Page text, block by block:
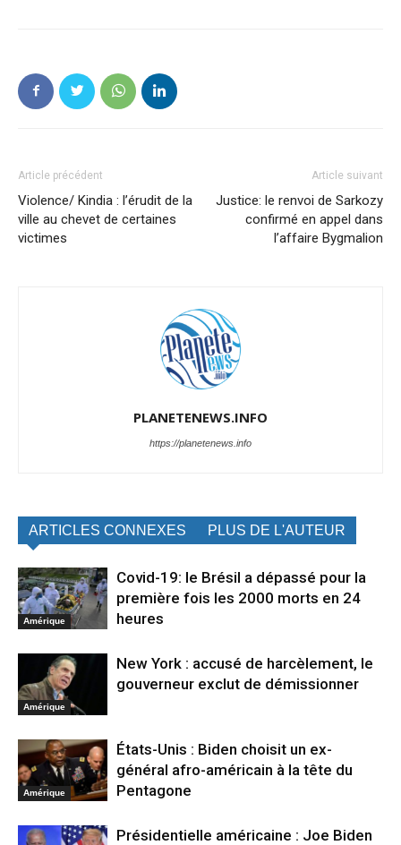
Article précédent
Violence/ Kindia : l’érudit de la
ville au chevet de certaines
victimes
Article suivant
Justice: le renvoi de Sarkozy
confirmé en appel dans
l’affaire Bygmalion
PLANETENEWS.INFO
https://planetenews.info
ARTICLES CONNEXES PLUS DE L'AUTEUR
Amérique
Covid-19: le Brésil a dépassé pour la
première fois les 2000 morts en 24
heures
Amérique
New York : accusé de harcèlement, le
gouverneur exclut de démissionner
Amérique
États-Unis : Biden choisit un ex-
général afro-américain à la tête du
Pentagone
Présidentielle américaine : Joe Biden